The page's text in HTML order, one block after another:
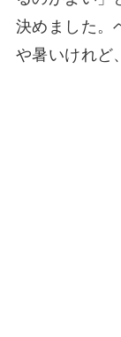
決めました。
や暑いけれど